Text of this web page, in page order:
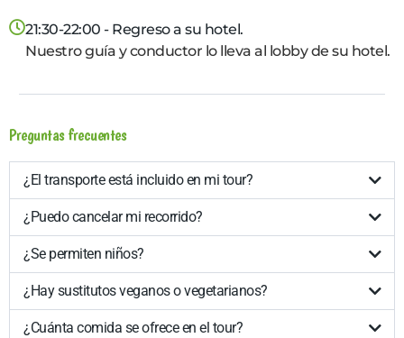
21:30-22:00 - Regreso a su hotel.
Nuestro guía y conductor lo lleva al lobby de su hotel.
Preguntas frecuentes
¿El transporte está incluido en mi tour?
¿Puedo cancelar mi recorrido?
¿Se permiten niños?
¿Hay sustitutos veganos o vegetarianos?
¿Cuánta comida se ofrece en el tour?